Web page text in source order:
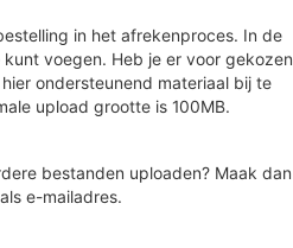
in het afrekenproces. In de
voegen. Heb je er voor gekozen
ondersteunend materiaal bij te
upload grootte is 100MB.
bestanden uploaden? Maak dan
e-mailadres.